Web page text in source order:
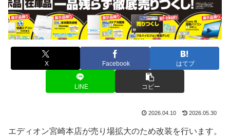
X Facebook はてブ
LINE コピー
2026.04.10 2026.05.30
エディオン宮崎本店が売り場拡大のため改装を行います。